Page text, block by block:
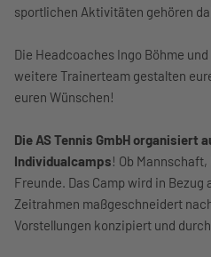
sportlichen Aktivitäten gehören
Die Headcoaches Ingo Böhme
weitere Trainerteam gestalten
euren Wünschen!
Die AS Tennis GmbH organisiert
Individualcamps! Ob
Freunde. Das Camp wird in Bezug
Zeitrahmen maßgeschneidert
Vorstellungen konzipiert und